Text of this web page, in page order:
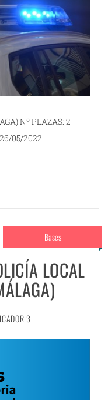
Nº PLAZAS: 2
05/2022
Bases
LOCAL
3